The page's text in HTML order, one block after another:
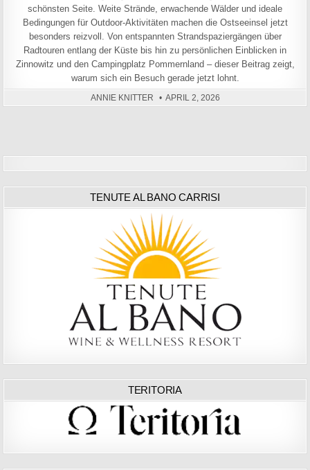
schönsten Seite. Weite Strände, erwachende Wälder und ideale
Bedingungen für Outdoor-Aktivitäten machen die Ostseeinsel jetzt
besonders reizvoll. Von entspannten Strandspaziergängen über
Radtouren entlang der Küste bis hin zu persönlichen Einblicken in
Zinnowitz und den Campingplatz Pommernland – dieser Beitrag zeigt,
warum sich ein Besuch gerade jetzt lohnt.
ANNIE KNITTER APRIL 2, 2026
TENUTE AL BANO CARRISI
TERITORIA